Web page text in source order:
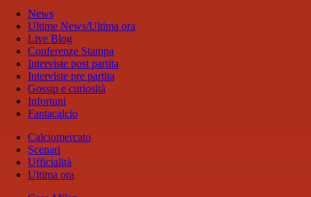
News
Ultime News/Ultima ora
Live Blog
Conferenze Stampa
Interviste post partita
Interviste pre partita
Gossip e curiosità
Infortuni
Fantacalcio
Calciomercato
Scenari
Ufficialità
Ultima ora